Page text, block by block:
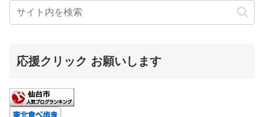
応援クリック お願いします